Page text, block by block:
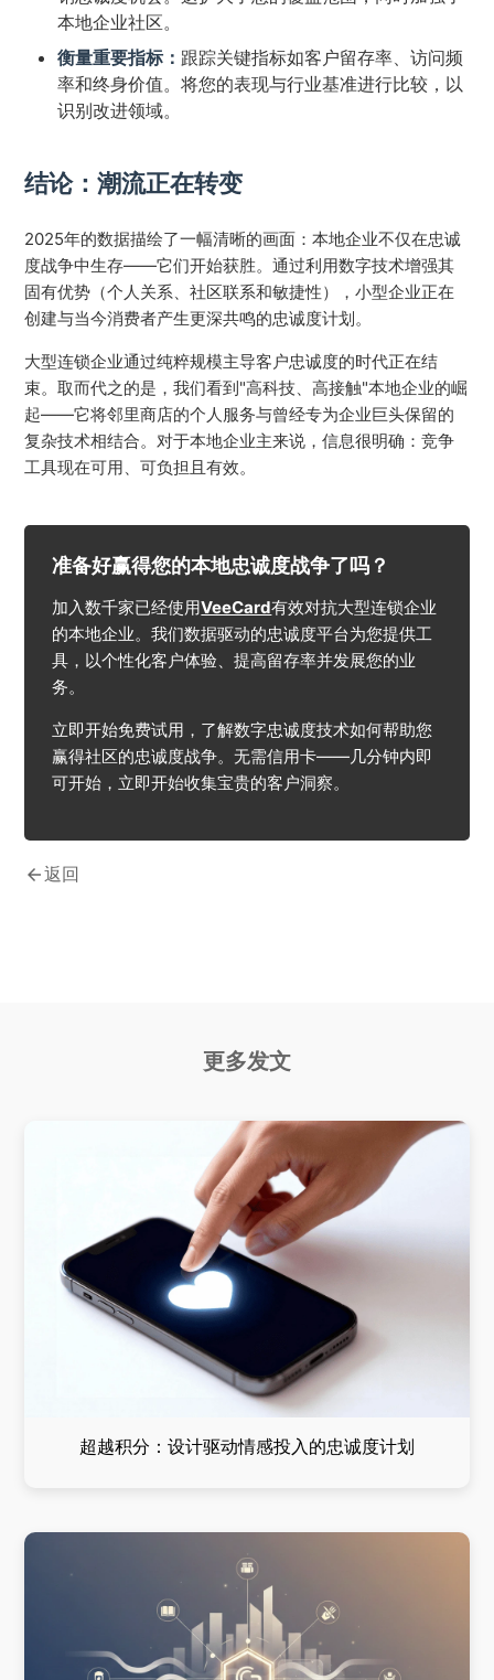
本地企业社区。
衡量重要指标： 跟踪关键指标如客户留存率、访问频
率和终身价值。将您的表现与行业基准进行比较，以
识别改进领域。
结论：潮流正在转变
2025年的数据描绘了一幅清晰的画面：本地企业不仅在忠诚
度战争中生存——它们开始获胜。通过利用数字技术增强其
固有优势（个人关系、社区联系和敏捷性），小型企业正在
创建与当今消费者产生更深共鸣的忠诚度计划。
大型连锁企业通过纯粹规模主导客户忠诚度的时代正在结
束。取而代之的是，我们看到"高科技、高接触"本地企业的崛
起——它将邻里商店的个人服务与曾经专为企业巨头保留的
复杂技术相结合。对于本地企业主来说，信息很明确：竞争
工具现在可用、可负担且有效。
准备好赢得您的本地忠诚度战争了吗？
加入数千家已经使用VeeCard有效对抗大型连锁企业
的本地企业。我们数据驱动的忠诚度平台为您提供工
具，以个性化客户体验、提高留存率并发展您的业
务。
立即开始免费试用，了解数字忠诚度技术如何帮助您
赢得社区的忠诚度战争。无需信用卡——几分钟内即
可开始，立即开始收集宝贵的客户洞察。
arrow_back返回
更多发文
超越积分：设计驱动情感投入的忠诚度计划